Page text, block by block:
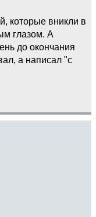
которые вникли в
глазом. А
до окончания
а написал "с